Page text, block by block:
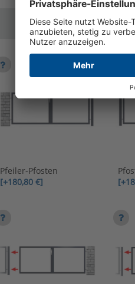
Pfeiler-Pfosten
[+180,80 €]